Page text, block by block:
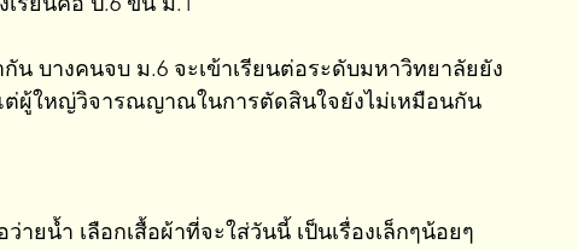
น บางคนจบ ม.6 จะเข้าเรียนต่อระดับมหาวิทยาลัยยัง
ต่ผู้ใหญ่วิจารณญาณในการตัดสินใจยังไม่เหมือนกัน
ายน้ำ เลือกเสื้อผ้าที่จะใส่วันนี้ เป็นเรื่องเล็กๆน้อยๆ